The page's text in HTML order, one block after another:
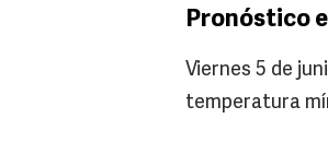
Pronóstico
Viernes 5 de
temperatura